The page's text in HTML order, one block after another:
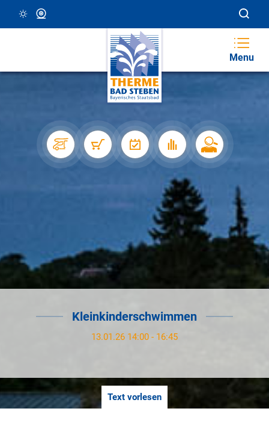
15 °C, Klar/Sonnig
Menu
Kleinkinderschwimmen
13.01.26 14:00 - 16:45
Text vorlesen